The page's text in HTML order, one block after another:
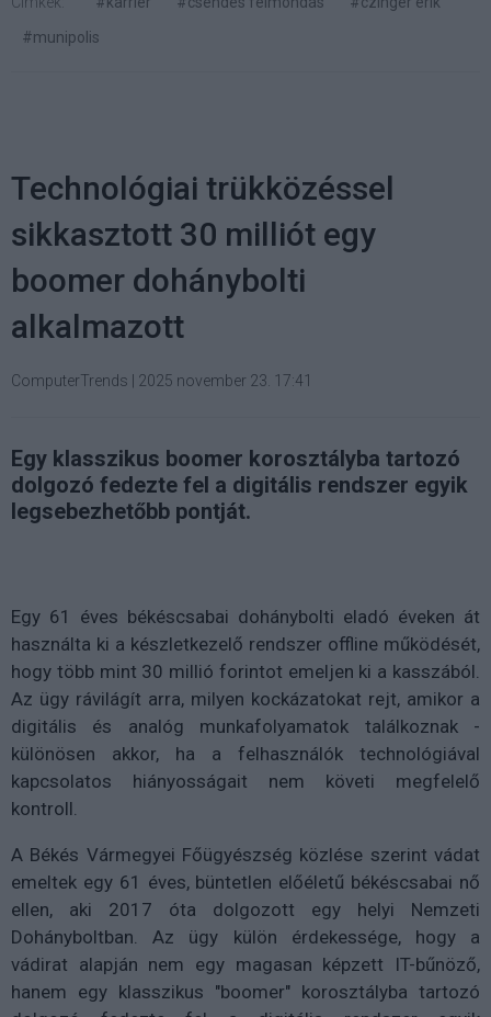
#munipolis
Technológiai trükközéssel
sikkasztott 30 milliót egy
boomer dohánybolti
alkalmazott
ComputerTrends 2025 november 23. 17:41
Egy klasszikus boomer korosztályba tartozó
dolgozó fedezte fel a digitális rendszer egyik
legsebezhetőbb pontját.
Egy 61 éves békéscsabai dohánybolti eladó éveken át
használta ki a készletkezelő rendszer offline működését,
hogy több mint 30 millió forintot emeljen ki a kasszából.
Az ügy rávilágít arra, milyen kockázatokat rejt, amikor a
digitális és analóg munkafolyamatok találkoznak -
különösen akkor, ha a felhasználók technológiával
kapcsolatos hiányosságait nem követi megfelelő
kontroll.
A Békés Vármegyei Főügyészség közlése szerint vádat
emeltek egy 61 éves, büntetlen előéletű békéscsabai nő
ellen, aki 2017 óta dolgozott egy helyi Nemzeti
Dohányboltban. Az ügy külön érdekessége, hogy a
vádirat alapján nem egy magasan képzett IT-bűnöző,
hanem egy klasszikus "boomer" korosztályba tartozó